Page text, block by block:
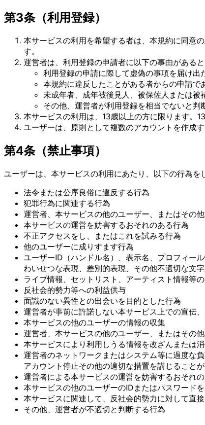
第3条（利用登録）
本サービスの利用を希望する者は、本規約に同意
す。
運営者は、利用登録の申請者に以下の事由がある
利用登録の申請に際して虚偽の事項を届け出
本規約に違反したことがある者からの申請で
未成年者、成年被後見人、被保佐人または
その他、運営者が利用登録を相当でないと判
本サービスの利用は、13歳以上の方に限ります。
ユーザーは、原則として複数のアカウントを作成
第4条（禁止事項）
ユーザーは、本サービスの利用にあたり、以下の行為を
法令または公序良俗に違反する行為
犯罪行為に関連する行為
運営者、本サービスの他のユーザー、またはその
本サービスの運営を妨害するおそれのある行為
不正アクセスをし、またはこれを試みる行為
他のユーザーに成りすます行為
ユーザーID（ハンドル名）、表示名、プロフィー
わいせつな表現、差別的表現、その他不適切な文
ライブ情報、セットリスト、アーティスト情報等
反社会的勢力等への利益供与
面識のない異性との出会いを目的とした行為
運営者が事前に許諾しない本サービス上での宣伝
本サービスの他のユーザーの情報の収集
運営者、本サービスの他のユーザー、またはその
本サービスにより利用しうる情報を改ざんまたは
運営者のネットワークまたはシステム等に過度な
アカウント停止その他の適切な措置を講じることが
運営者による本サービスの運営を妨害するおそれ
本サービスの他のユーザーのIDまたはパスワード
本サービスに関連して、反社会的勢力に対して直
その他、運営者が不適切と判断する行為